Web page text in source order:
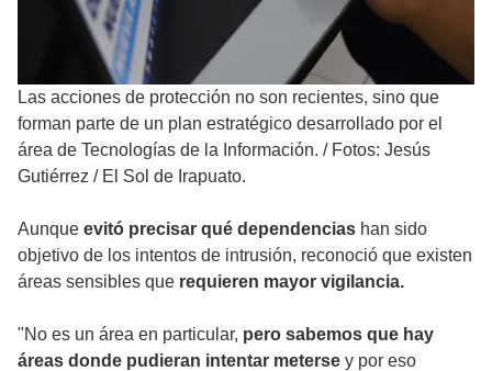
Las acciones de protección no son recientes, sino que
forman parte de un plan estratégico desarrollado por el
área de Tecnologías de la Información. / Fotos: Jesús
Gutiérrez / El Sol de Irapuato.
Aunque evitó precisar qué dependencias han sido
objetivo de los intentos de intrusión, reconoció que existen
áreas sensibles que requieren mayor vigilancia.
"No es un área en particular, pero sabemos que hay
áreas donde pudieran intentar meterse y por eso